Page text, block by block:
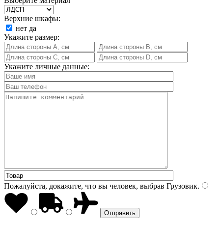
Верхние шкафы:
нет да
Укажите размер:
Укажите личные данные:
Пожалуйста, докажите, что вы человек, выбрав Грузовик.